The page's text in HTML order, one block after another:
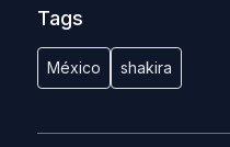
Tags
México shakira